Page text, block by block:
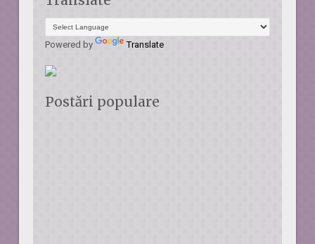
Powered by Translate
Postări populare